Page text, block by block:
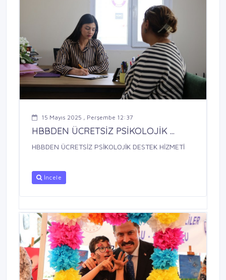
15 Mayıs 2025 , Perşembe 12:37
HBBDEN ÜCRETSİZ PSİKOLOJİK ...
HBBDEN ÜCRETSİZ PSİKOLOJİK DESTEK HİZMETİ
İncele